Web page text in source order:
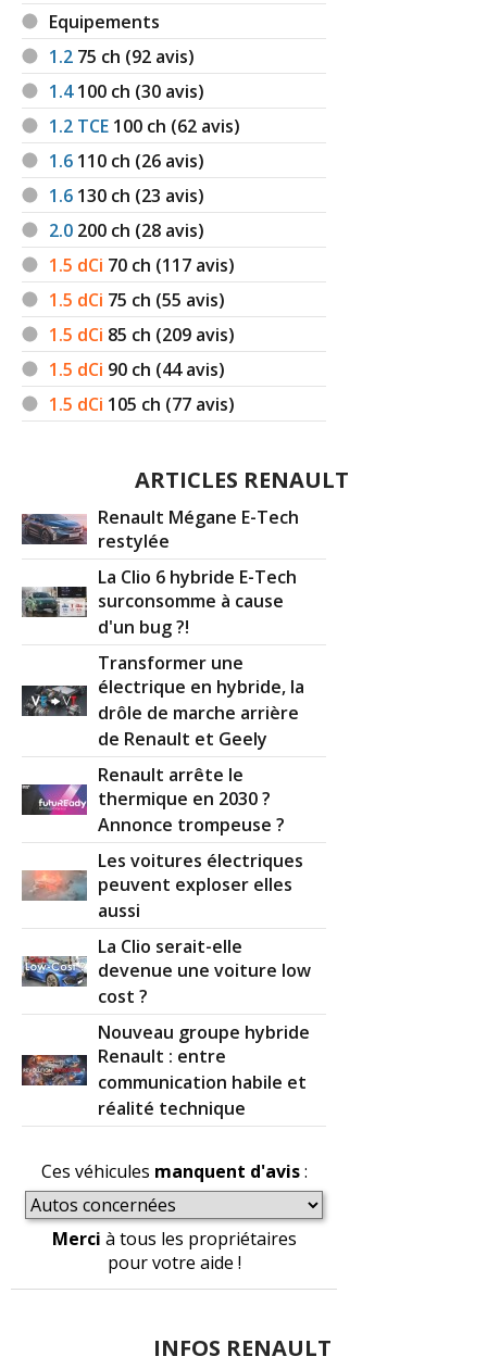
Equipements
1.2 75 ch (92 avis)
1.4100 ch (30 avis)
1.2 TCE 100 ch (62 avis)
1.6 110 ch (26 avis)
1.6 130 ch (23 avis)
2.0 200 ch (28 avis)
1.5 dCi 70 ch (117 avis)
1.5 dCi 75 ch (55 avis)
1.5 dCi 85 ch (209 avis)
1.5 dCi 90 ch (44 avis)
1.5 dCi 105 ch (77 avis)
ARTICLES RENAULT
Renault Mégane E-Tech
restylée
La Clio 6 hybride E-Tech
surconsomme à cause
d'un bug ?!
Transformer une
électrique en hybride, la
drôle de marche arrière
de Renault et Geely
Renault arrête le
thermique en 2030 ?
Annonce trompeuse ?
Les voitures électriques
peuvent exploser elles
aussi
La Clio serait-elle
devenue une voiture low
cost ?
Nouveau groupe hybride
Renault : entre
communication habile et
réalité technique
Ces véhicules manquent d'avis:
Merci à tous les propriétaires
pour votre aide !
INFOS RENAULT